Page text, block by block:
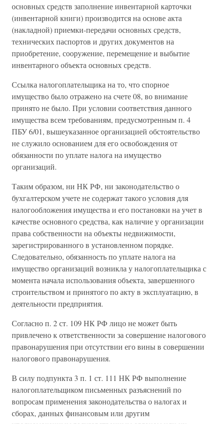
основных средств заполнение инвентарной карточки
(инвентарной книги) производится на основе акта
(накладной) приемки-передачи основных средств,
технических паспортов и других документов на
приобретение, сооружение, перемещение и выбытие
инвентарного объекта основных средств.
Ссылка налогоплательщика на то, что спорное
имущество было отражено на счете 08, во внимание
принято не было. При условии соответствия данного
имущества всем требованиям, предусмотренным п. 4
ПБУ 6/01, вышеуказанное организацией обстоятельство
не служило основанием для его освобождения от
обязанности по уплате налога на имущество
организаций.
Таким образом, ни НК РФ, ни законодательство о
бухгалтерском учете не содержат такого условия для
налогообложения имущества и его постановки на учет в
качестве основного средства, как наличие у организации
права собственности на объекты недвижимости,
зарегистрированного в установленном порядке.
Следовательно, обязанность по уплате налога на
имущество организаций возникла у налогоплательщика с
момента начала использования объекта, завершенного
строительством и принятого по акту в эксплуатацию, в
деятельности предприятия.
Согласно п. 2 ст. 109 НК РФ лицо не может быть
привлечено к ответственности за совершение налогового
правонарушения при отсутствии его вины в совершении
налогового правонарушения.
В силу подпункта 3 п. 1 ст. 111 НК РФ выполнение
налогоплательщиком письменных разъяснений по
вопросам применения законодательства о налогах и
сборах, данных финансовым или другим